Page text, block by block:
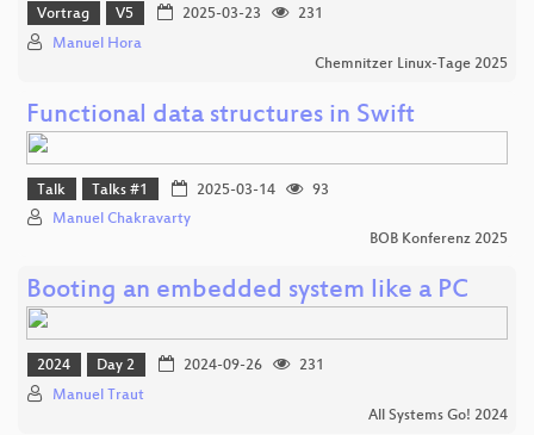
Vortrag V5 2025-03-23
231
Manuel Hora
Chemnitzer Linux-Tage 2025
Functional data structures in Swift
Talk Talks #1 2025-03-14
93
Manuel Chakravarty
BOB Konferenz 2025
Booting an embedded system like a PC
2024 Day 2 2024-09-26
231
Manuel Traut
All Systems Go! 2024